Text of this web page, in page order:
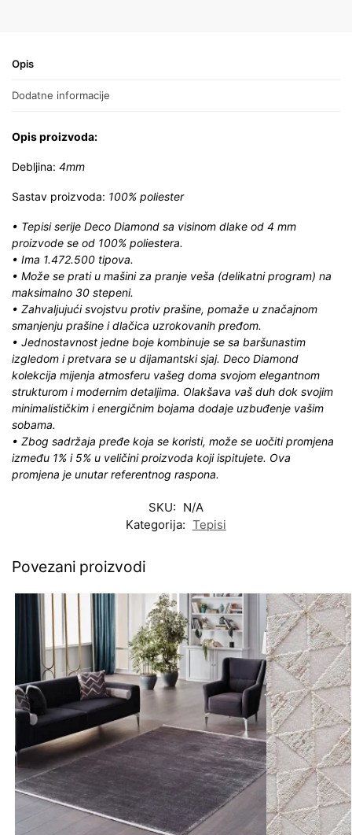
Opis
Dodatne informacije
Opis proizvoda:
Debljina: 4mm
Sastav proizvoda: 100% poliester
• Tepisi serije Deco Diamond sa visinom dlake od 4 mm
proizvode se od 100% poliestera.
• Ima 1.472.500 tipova.
• Može se prati u mašini za pranje veša (delikatni program) na
maksimalno 30 stepeni.
• Zahvaljujući svojstvu protiv prašine, pomaže u značajnom
smanjenju prašine i dlačica uzrokovanih pređom.
• Jednostavnost jedne boje kombinuje se sa baršunastim
izgledom i pretvara se u dijamantski sjaj. Deco Diamond
kolekcija mijenja atmosferu vašeg doma svojom elegantnom
strukturom i modernim detaljima. Olakšava vaš duh dok svojim
minimalističkim i energičnim bojama dodaje uzbuđenje vašim
sobama.
• Zbog sadržaja pređe koja se koristi, može se uočiti promjena
između 1% i 5% u veličini proizvoda koji ispitujete. Ova
promjena je unutar referentnog raspona.
SKU: N/A
Kategorija: Tepisi
Povezani proizvodi